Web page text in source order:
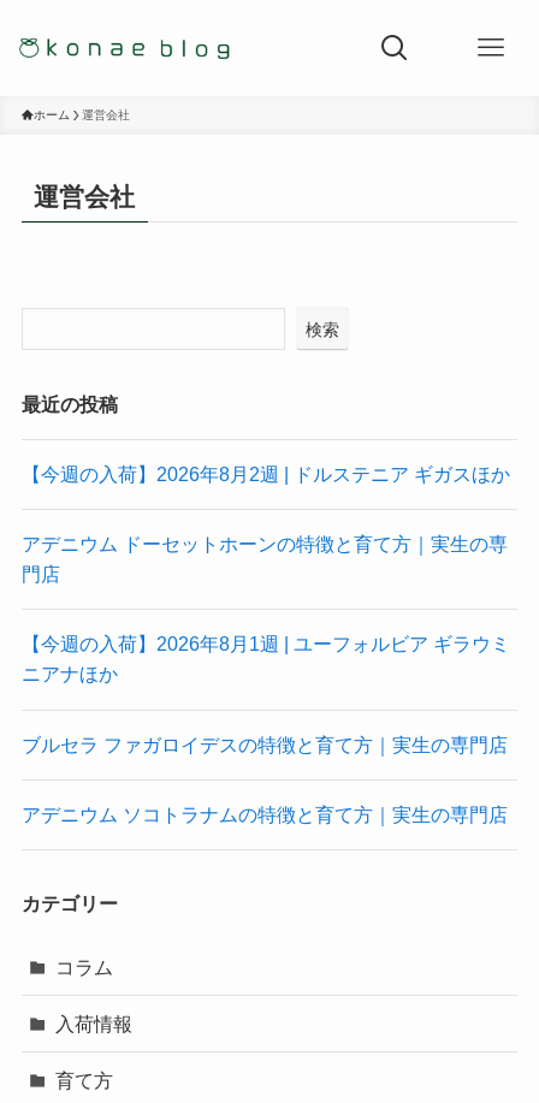
ホーム 運営会社
運営会社
検索
最近の投稿
【今週の入荷】2026年8月2週 | ドルステニア ギガスほか
アデニウム ドーセットホーンの特徴と育て方｜実生の専
門店
【今週の入荷】2026年8月1週 | ユーフォルビア ギラウミ
ニアナほか
ブルセラ ファガロイデスの特徴と育て方｜実生の専門店
アデニウム ソコトラナムの特徴と育て方｜実生の専門店
カテゴリー
コラム
入荷情報
育て方